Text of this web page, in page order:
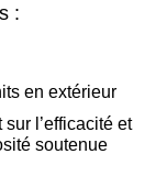
:
en extérieur
l’efficacité et
soutenue